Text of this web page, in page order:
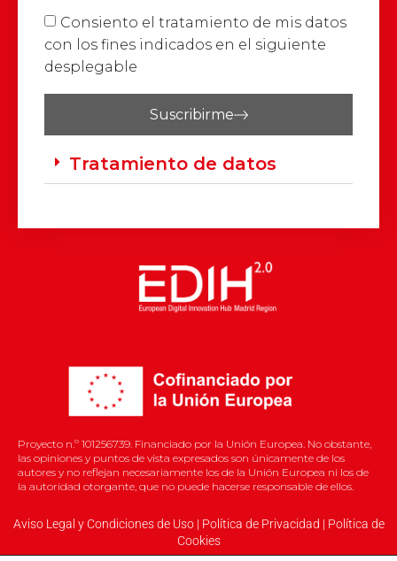
Consiento el tratamiento de mis datos
con los fines indicados en el siguiente
desplegable
Suscribirme
Tratamiento de datos
Proyecto n.º 101256739. Financiado por la Unión Europea. No obstante,
las opiniones y puntos de vista expresados son únicamente de los
autores y no reflejan necesariamente los de la Unión Europea ni los de
la autoridad otorgante, que no puede hacerse responsable de ellos.
Aviso Legal y Condiciones de Uso| Política de Privacidad | Política de
Cookies